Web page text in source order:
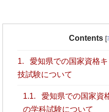
Contents [
1.
愛知県での国家資格
技試験について
1.1.
愛知県での国家資
の学科試験について